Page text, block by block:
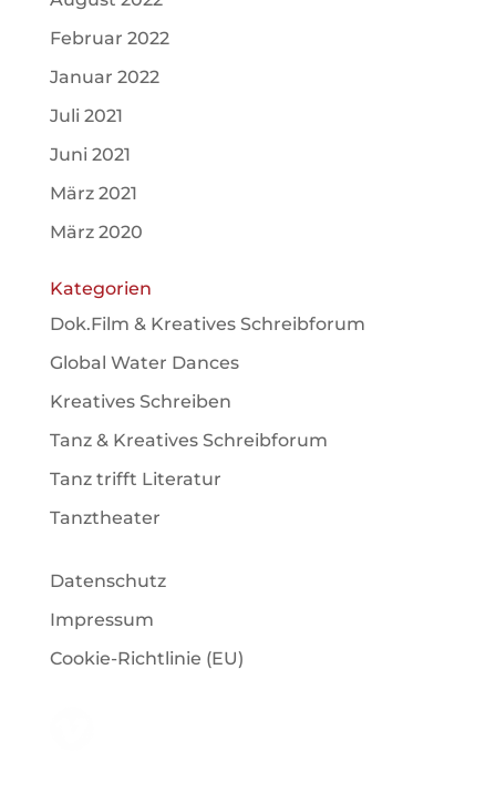
Februar 2022
Januar 2022
Juli 2021
Juni 2021
März 2021
März 2020
Kategorien
Dok.Film & Kreatives Schreibforum
Global Water Dances
Kreatives Schreiben
Tanz & Kreatives Schreibforum
Tanz trifft Literatur
Tanztheater
Datenschutz
Impressum
Cookie-Richtlinie (EU)